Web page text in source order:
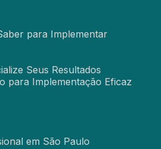
para Implementar
Seus Resultados
para Implementação Eficaz
em São Paulo